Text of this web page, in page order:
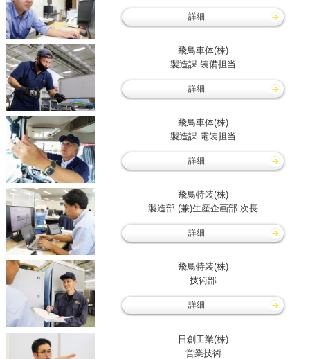
詳細
飛鳥車体(株)
製造課 装備担当
詳細
飛鳥車体(株)
製造課 電装担当
詳細
飛鳥特装(株)
製造部 (兼)生産企画部 次長
詳細
飛鳥特装(株)
技術部
詳細
日創工業(株)
営業技術